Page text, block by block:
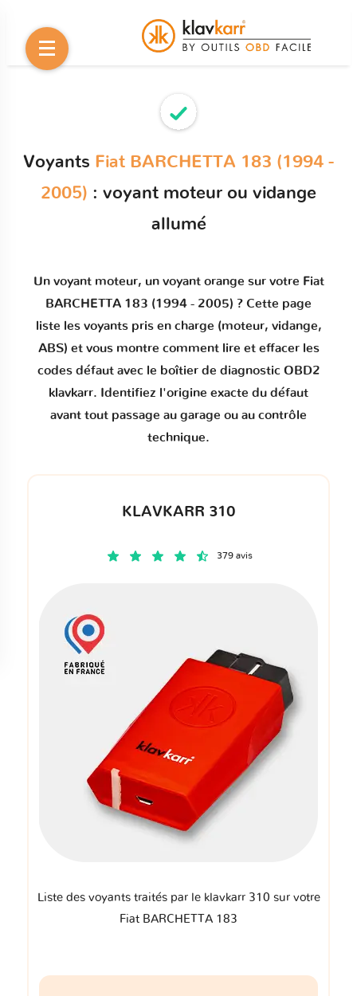
Voyants Fiat BARCHETTA 183 (1994 -
2005) : voyant moteur ou vidange
allumé
Un voyant moteur, un voyant orange sur votre Fiat
BARCHETTA 183 (1994 - 2005) ? Cette page
liste les voyants pris en charge (moteur, vidange,
ABS) et vous montre comment lire et effacer les
codes défautavec le boîtier de diagnostic OBD2
klavkarr. Identifiez l'origine exacte du défaut
avant tout passage au garage ou au contrôle
technique.
KLAVKARR 310
379 avis
Liste des voyants traités par le klavkarr 310 sur votre
Fiat BARCHETTA 183